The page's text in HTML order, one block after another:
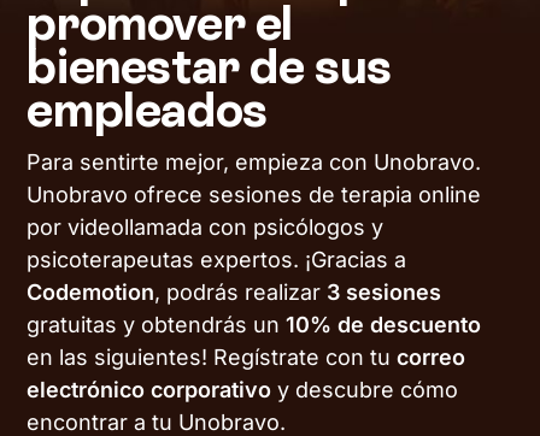
promover el
bienestar de sus
empleados
Para sentirte mejor, empieza con Unobravo.
Unobravo ofrece sesiones de terapia online
por videollamada con psicólogos y
psicoterapeutas expertos. ¡Gracias a
Codemotion, podrás realizar 3 sesiones
gratuitas y obtendrás un10% de descuento
en las siguientes! Regístrate con tucorreo
electrónico corporativo y descubre cómo
encontrar a tu Unobravo.